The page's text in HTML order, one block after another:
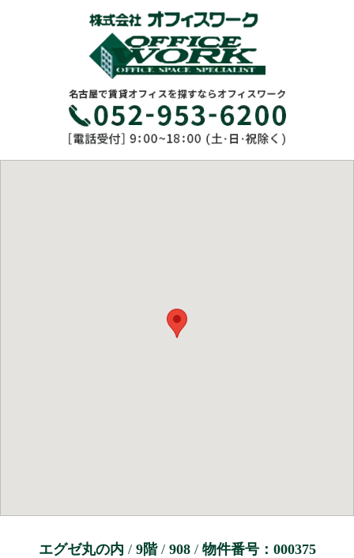
エグゼ丸の内 / 9階 / 908 / 物件番号：000375